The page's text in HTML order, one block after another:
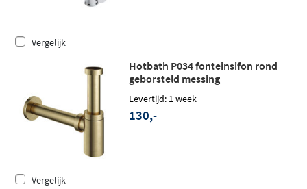
Vergelijk
Hotbath P034 fonteinsifon rond
geborsteld messing
Levertijd: 1 week
130,-
Vergelijk